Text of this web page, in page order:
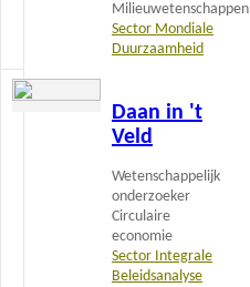
Milieuwetenschappen
Sector Mondiale
Duurzaamheid
Daan in 't
Veld
Wetenschappelijk
onderzoeker
Circulaire
economie
Sector Integrale
Beleidsanalyse
Lees